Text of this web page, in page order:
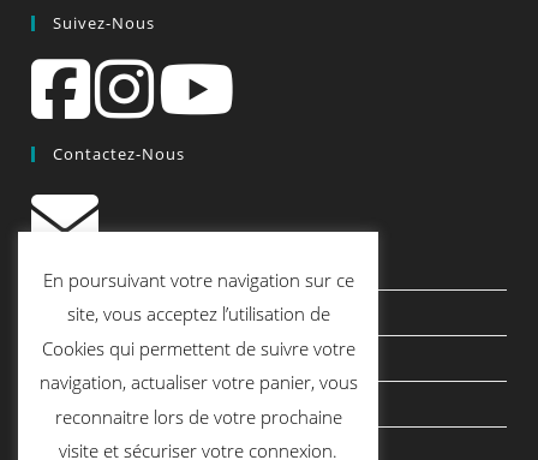
Suivez-Nous
Contactez-Nous
contact@quiscrap.fr
Les Fiches Techniques et les Tutos
Le Blog
Conditions générales de vente
Mentions légales
En poursuivant votre navigation sur ce
site, vous acceptez l’utilisation de
Cookies qui permettent de suivre votre
navigation, actualiser votre panier, vous
reconnaitre lors de votre prochaine
visite et sécuriser votre connexion.